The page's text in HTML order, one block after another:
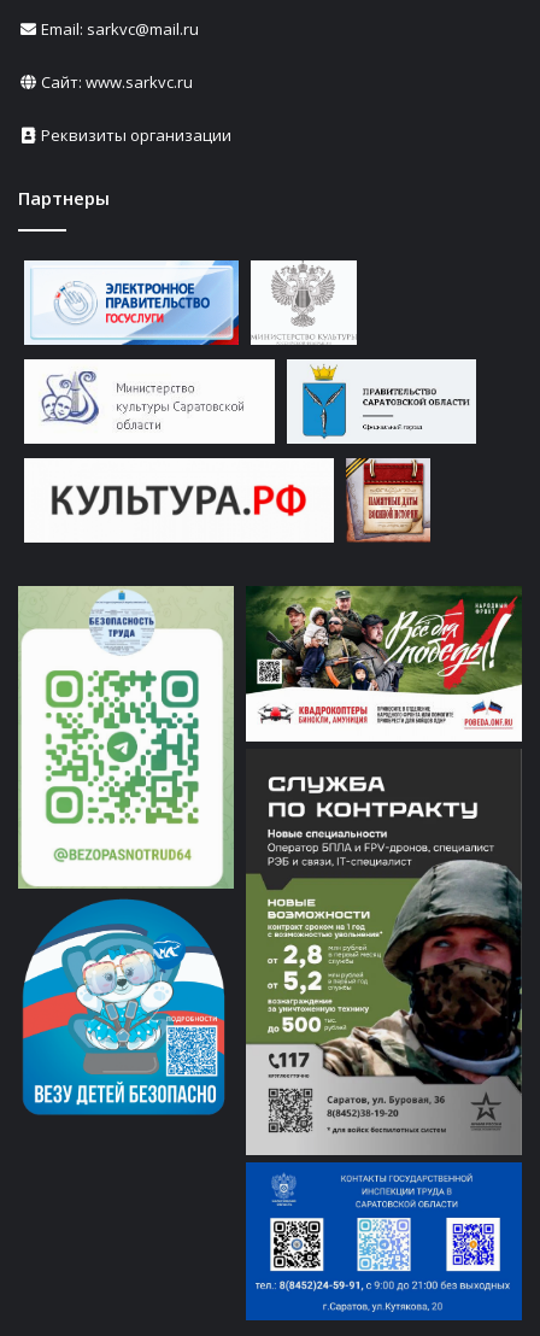
Email: sarkvc@mail.ru
Сайт: www.sarkvc.ru
Реквизиты организации
Партнеры